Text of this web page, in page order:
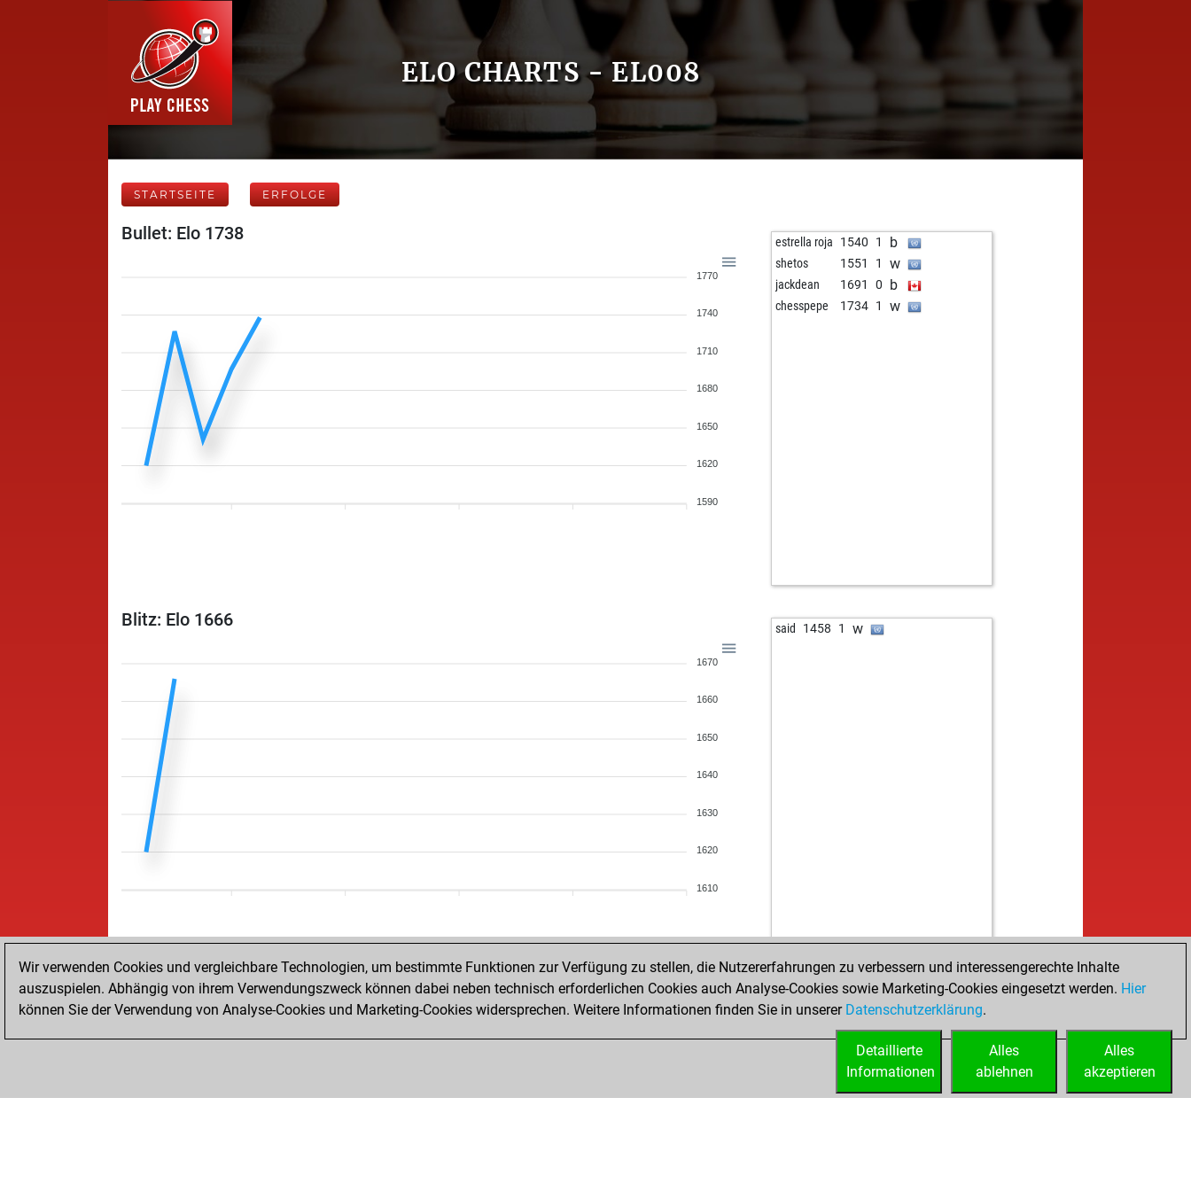
ELO CHARTS - EL008
STARTSEITE ERFOLGE
Bullet: Elo 1738
1770
1740
1710
1680
1650
1620
1590
estrella roja 1540 1 b
shetos 1551 1 w
jackdean 1691 0 b
chesspepe 1734 1 w
Blitz: Elo 1666
1670
1660
1650
1640
1630
1620
1610
said 1458 1 w
STARTSEITE
Wir verwenden Cookies und vergleichbare Technologien, um bestimmte Funktionen zur Verfügung zu stellen, die Nutzererfahrungen zu verbessern und interessengerechte Inhalte
auszuspielen. Abhängig von ihrem Verwendungszweck können dabei neben technisch erforderlichen Cookies auch Analyse-Cookies sowie Marketing-Cookies eingesetzt werden. Hier
können Sie der Verwendung von Analyse-Cookies und Marketing-Cookies widersprechen. Weitere Informationen finden Sie in unserer Datenschutzerklärung.
Alles
akzeptieren
Alles
ablehnen
Detaillierte
Informationen